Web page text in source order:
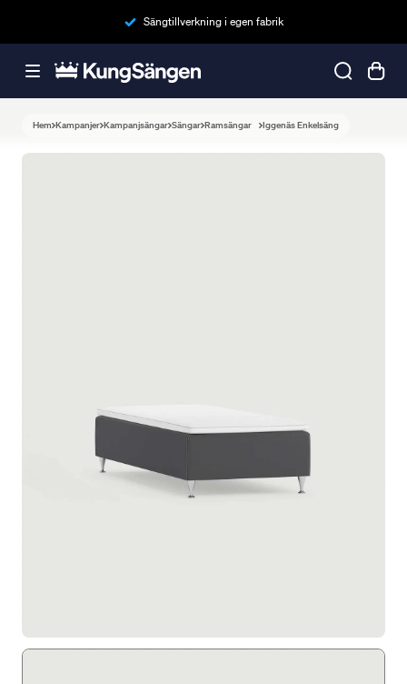
Sängtillverkning i egen fabrik
Hem Kampanjer Kampanjsängar Sängar Ramsängar Iggenäs Enkelsäng